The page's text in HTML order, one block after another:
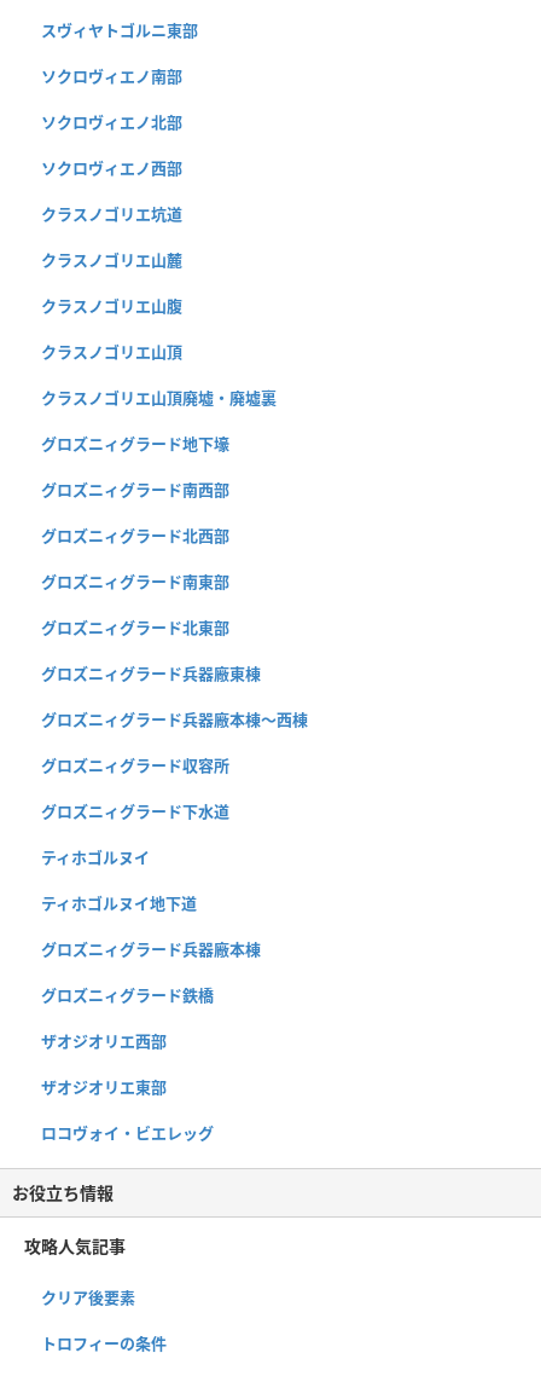
スヴィヤトゴルニ東部
ソクロヴィエノ南部
ソクロヴィエノ北部
ソクロヴィエノ西部
クラスノゴリエ坑道
クラスノゴリエ山麓
クラスノゴリエ山腹
クラスノゴリエ山頂
クラスノゴリエ山頂廃墟・廃墟裏
グロズニィグラード地下壕
グロズニィグラード南西部
グロズニィグラード北西部
グロズニィグラード南東部
グロズニィグラード北東部
グロズニィグラード兵器廠東棟
グロズニィグラード兵器廠本棟〜西棟
グロズニィグラード収容所
グロズニィグラード下水道
ティホゴルヌイ
ティホゴルヌイ地下道
グロズニィグラード兵器廠本棟
グロズニィグラード鉄橋
ザオジオリエ西部
ザオジオリエ東部
ロコヴォイ・ビエレッグ
お役立ち情報
攻略人気記事
クリア後要素
トロフィーの条件